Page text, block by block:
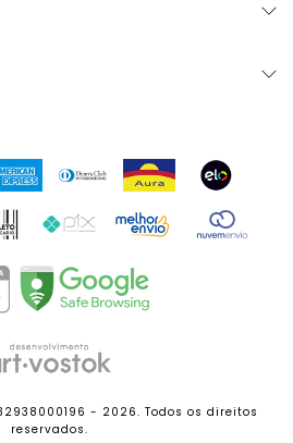
- 2026. Todos os direitos
reservados.